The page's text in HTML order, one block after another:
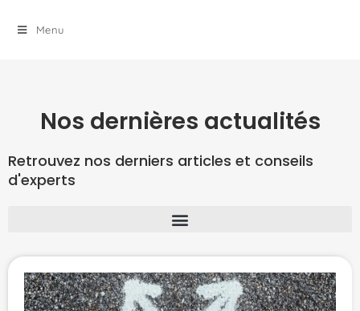
Menu
Nos dernières actualités
Retrouvez nos derniers articles et conseils
d'experts